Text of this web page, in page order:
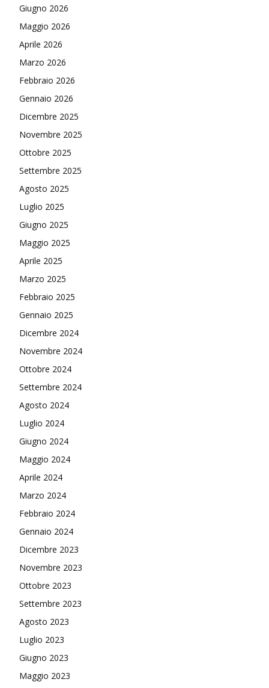
Giugno 2026
Maggio 2026
Aprile 2026
Marzo 2026
Febbraio 2026
Gennaio 2026
Dicembre 2025
Novembre 2025
Ottobre 2025
Settembre 2025
Agosto 2025
Luglio 2025
Giugno 2025
Maggio 2025
Aprile 2025
Marzo 2025
Febbraio 2025
Gennaio 2025
Dicembre 2024
Novembre 2024
Ottobre 2024
Settembre 2024
Agosto 2024
Luglio 2024
Giugno 2024
Maggio 2024
Aprile 2024
Marzo 2024
Febbraio 2024
Gennaio 2024
Dicembre 2023
Novembre 2023
Ottobre 2023
Settembre 2023
Agosto 2023
Luglio 2023
Giugno 2023
Maggio 2023